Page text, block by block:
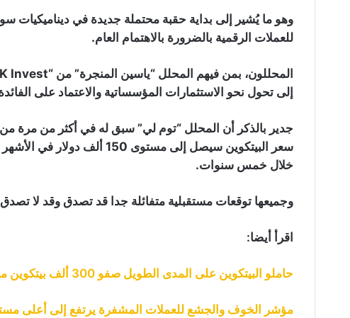
وهو ما يُشير إلى بداية حقبة محتملة جديدة في ديناميكيات
للعملات الرقمية بالضرورة بالاهتمام العام.
إلى تحول نحو الاستثمارات المؤسساتية والاعتماد على
سعر البيتكوين سيصل إلى مستوى
خلال خمس سنوات.
وجميعها توقعات مستقبلية متفائلة جدا قد تصدق وقد لا
اقرأ أيضا:
حاملو البيتكوين على المدى الطويل صفو 300 ألف بيتكوين منذ نوفمبر 2023
مؤشر الخوف والجشع للعملات المشفرة يرتفع إلى أعلى مستوى